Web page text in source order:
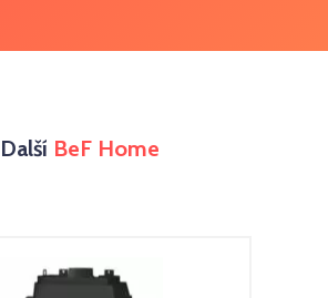
Další BeF Home